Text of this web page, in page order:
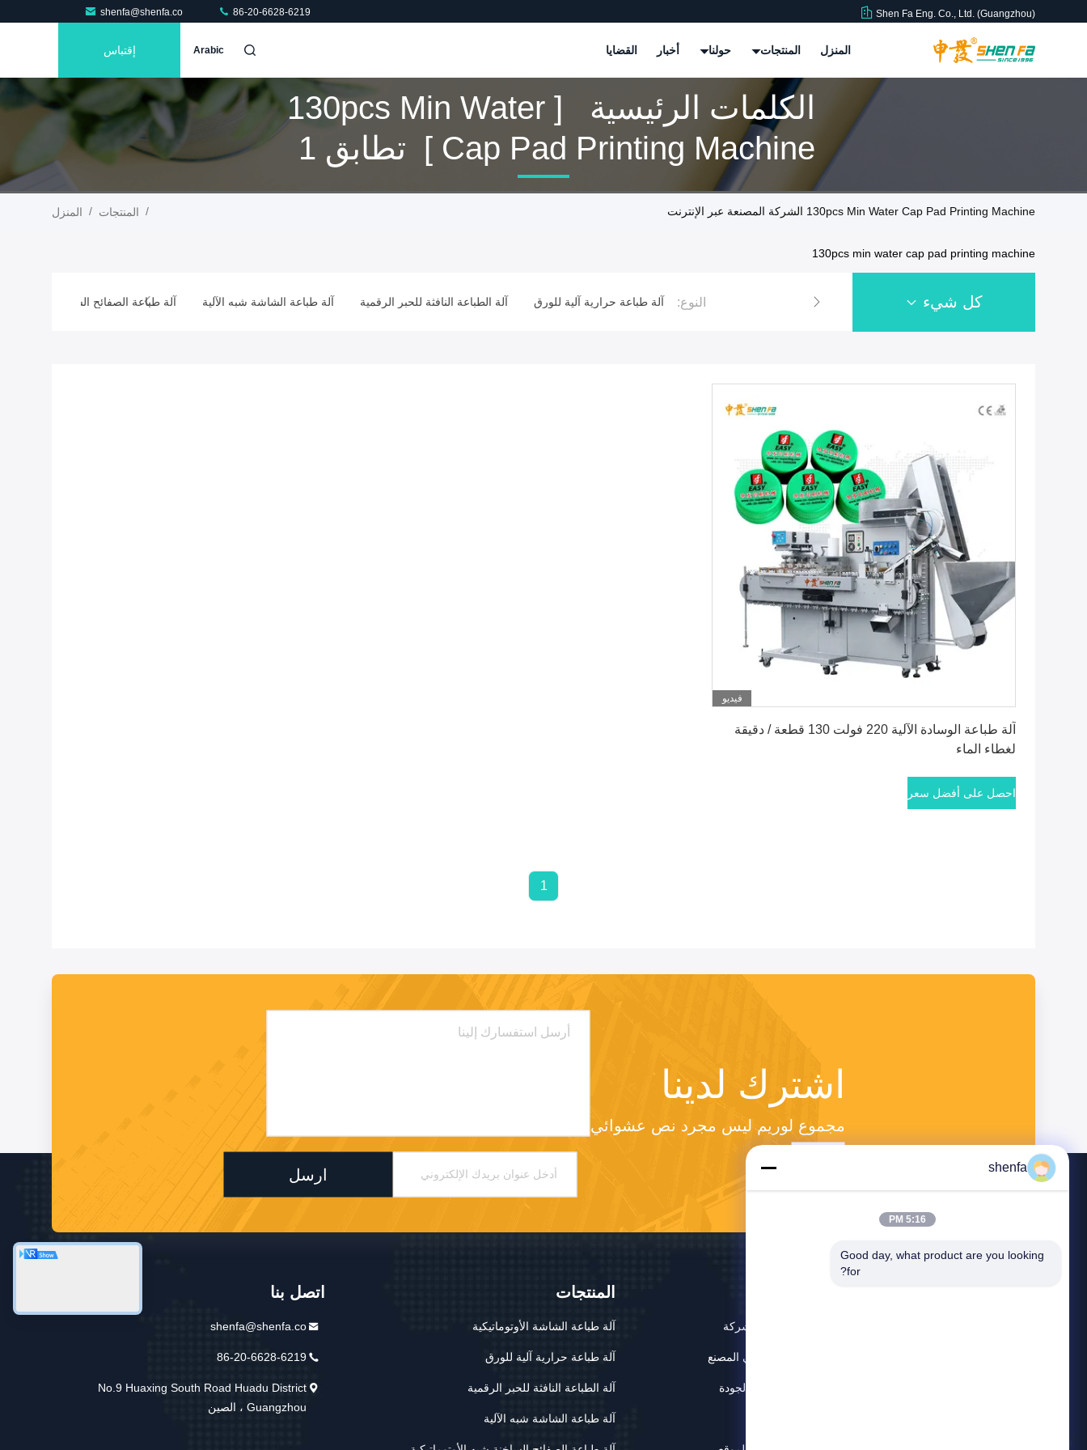
Shen Fa Eng. Co., Ltd. (Guangzhou)
shenfa@shenfa.co 86-20-6628-6219
المنزل المنتجات حولنا أخبار القضايا Arabic إقتباس
الكلمات الرئيسية [ 130pcs Min Water
Cap Pad Printing Machine ] تطابق 1
المنتجات
المنزل / المنتجات / 130pcs Min Water Cap Pad Printing Machine الشركة المصنعة عبر الإنترنت
130pcs min water cap pad printing machine
كل شيء النوع:آلة طباعة الشاشة الأوتوماتيكية آلة طباعة حرارية آلية للورق آلة الطباعة النافثة للحبر الرقمية آلة طباعة الشاشة شبه الآلية آلة طباعة الصفائح الساخنة شبه
فيديو
آلة طباعة الوسادة الآلية 220 فولت 130 قطعة / دقيقة
لغطاء الماء
احصل على أفضل سعر
1
اشترك لدينا
مجموع لوريم ليس مجرد نص عشوائي
ارسل
ملف الشركة
جولة في المصنع
مراقبة الجودة
المنتجات
آلة طباعة الشاشة الأوتوماتيكية
آلة طباعة حرارية آلية للورق
آلة الطباعة النافثة للحبر الرقمية
آلة طباعة الشاشة شبه الآلية
اتصل بنا
shenfa@shenfa.co
86-20-6628-6219
No.9 Huaxing South Road Huadu District
Guangzhou ، الصين
shenfa
5:16 PM
Good day, what product are you looking
for?